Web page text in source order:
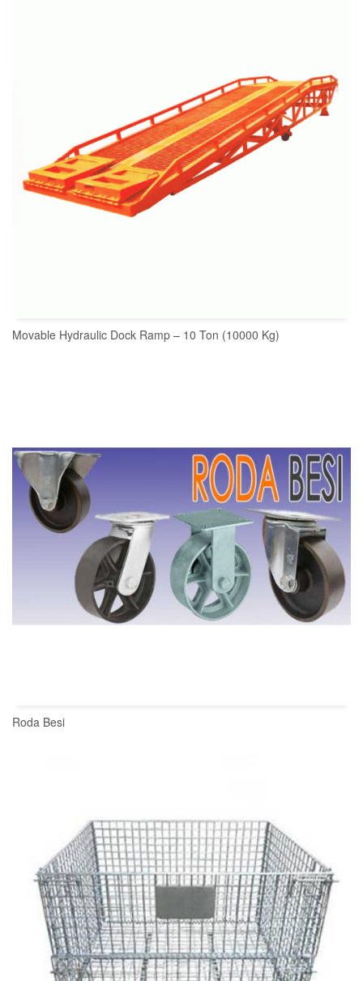
Movable Hydraulic Dock Ramp – 10 Ton (10000 Kg)
Roda Besi